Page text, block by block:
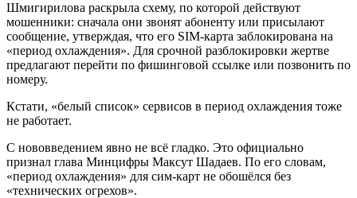
Шмигирилова раскрыла схему, по которой действуют
мошенники: сначала они звонят абоненту или присылают
сообщение, утверждая, что его SIM-карта заблокирована на
«период охлаждения». Для срочной разблокировки жертве
предлагают перейти по фишинговой ссылке или позвонить по
номеру.
Кстати, «белый список» сервисов в период охлаждения тоже
не работает.
С нововведением явно не всё гладко. Это официально
признал глава Минцифры Максут Шадаев. По его словам,
«период охлаждения» для сим-карт не обошёлся без
«технических огрехов».